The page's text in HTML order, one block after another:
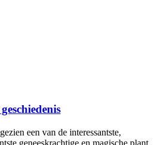
een van de interes­santste,
geneeskrachtige en magische plant